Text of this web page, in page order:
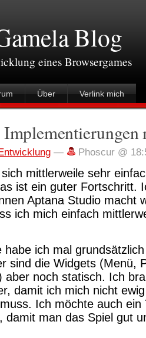
Blog
eines Browsergames
Über Verlink mich
Implementierungen
— Phoscur @
sich mittlerweile sehr
ist ein guter Fortschritt.
Aptana Studio macht
ich mich einfach
habe ich mal
sind die Widgets (Menü,
aber noch statisch. Ich
damit ich mich nicht
Ich möchte auch ein
damit man das Spiel gut